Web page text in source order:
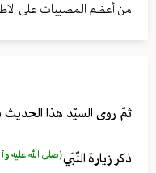
من أعظم المصيبات على
ثمّ روى السيّد هذا الحديث
ذكر زيارة النّبّي(صلى الله عليه